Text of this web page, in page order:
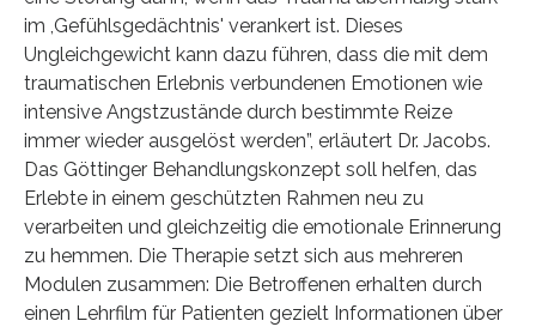
im ,Gefühlsgedächtnis' verankert ist. Dieses
Ungleichgewicht kann dazu führen, dass die mit dem
traumatischen Erlebnis verbundenen Emotionen wie
intensive Angstzustände durch bestimmte Reize
immer wieder ausgelöst werden”, erläutert Dr. Jacobs.
Das Göttinger Behandlungskonzept soll helfen, das
Erlebte in einem geschützten Rahmen neu zu
verarbeiten und gleichzeitig die emotionale Erinnerung
zu hemmen. Die Therapie setzt sich aus mehreren
Modulen zusammen: Die Betroffenen erhalten durch
einen Lehrfilm für Patienten gezielt Informationen über